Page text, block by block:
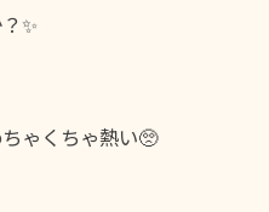
✨
ゃくちゃ熱い🥺